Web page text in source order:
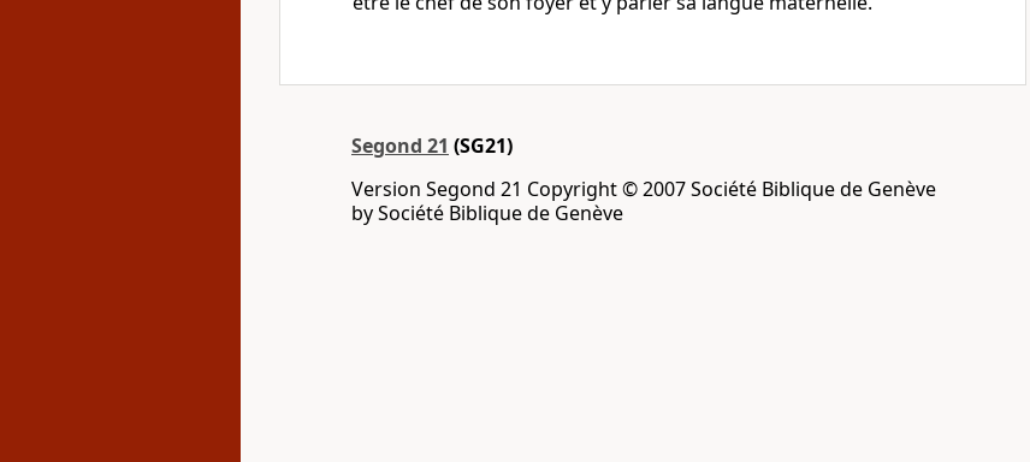
Segond 21 (SG21)
Version Segond 21 Copyright © 2007 Société Biblique de Genève
by Société Biblique de Genève